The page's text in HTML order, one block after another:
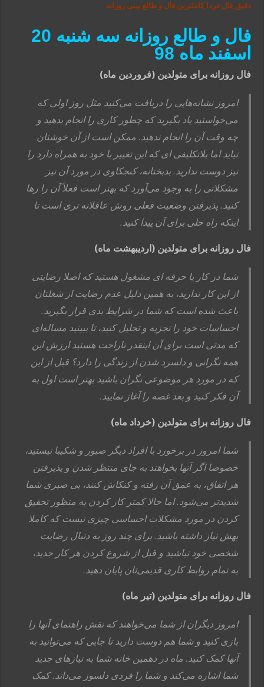
دقیق,فال فردا,کاملترین فال و طالع بینی روزانه
فال و طالع روزانه سه شنبه 20
اسفند ماه 98
فال روزانه برای متولدین (فروردین ماه)
امروز نشانه‌هایی را دریافت می‌کنید مثل روز اولی که
می‌خواستید یاد بگیرید که چطور کاری را انجام بدهید و
چه وقت آن را انجام ندهید. ممکن است از آن خوشتان
نیاید اما بلاتکلیفی ای که این تغییر با خود به همراه دارد را
نیز دوست ندارید. بدبختانه، کنجکاوی در مورد آن نیز
مشکلاتی را به وجود می‌آورد که بهتر است فعلاً آن را رها
کنید. پذیرفتن وضعیت فعلی روش عاقلانه تری است تا
اینکه راه حلی برای آن پیدا کنید.
فال روزانه برای متولدین (اردیبهشت ماه)
شما در کار یا حرفه ای مشغول هستید که اصلا رضایتی
از این کار ندارید، به همین دلیل عدم رضایت از شغلتان
باعث شده است که شما در شرایط بدی قرار بگیرید.
احساسات خود را تجزیه و تحلیل کنید، تا ببینید مساله‌ای
که مدتی است برای آن اینقدر ناراحت هستید ارزش این
همه نگرانی و دلسرد شدن از زندگی را دارد؟ قبل از این
که در مورد هر موضوعی نگران باشید بهتر است اول به
آن فکر کنید و بعد غصه را آغاز نمایید.
فال روزانه برای متولدین (خرداد ماه)
شما امروز در برخورد با افراد دیگر صبور و شکیبا نیستید،
خصوصا اگر آنها بخواهند به جای منتظر شدن و پذیرفتن
هر اتفاق، به عمق آن رفته و کنکاش کنند، بی صبری شما
شدیدتر می‌شود. اما حالا کمتر کار کردن به منظور تحقیق
کردن در مورد مشکلات احساسی چیزی نیست که کاملا
بهش نیاز داشته باشید. برای چند روز به دنبال رضایت
شخصی خود نباشید و قبل از شروع کردن هر کار جدید،
به تمام روابط کاری قدیمی‌تان پایان دهید.
فال روزانه برای متولدین (تیر ماه)
امروز دیگران از شما می‌خواهند که نقش راهنمای آنها را
بازی کنید و شما هم دوست دارید تا جایی که می‌توانید به
آنها کمک کنید. ماه در دهمین خانه شما به نیازهای جدید
شما اشاره می‌کند و شما را فردی دلسوز می‌داند. کمک